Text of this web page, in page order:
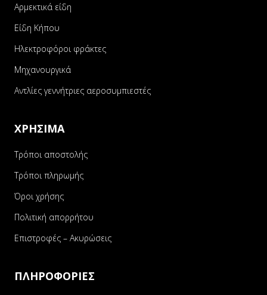
Αρμεκτικά είδη
Είδη Κήπου
Ηλεκτροφόροι φράκτες
Μηχανουργικά
Αντλίες γεννήτριες αεροσυμπιεστές
ΧΡΗΣΙΜΑ
Τρόποι αποστολής
Τρόποι πληρωμής
Όροι χρήσης
Πολιτική απορρήτου
Επιστροφές – Ακυρώσεις
ΠΛΗΡΟΦΟΡΙΕΣ